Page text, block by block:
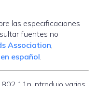
las especificaciones
fuentes no
Association,
español.